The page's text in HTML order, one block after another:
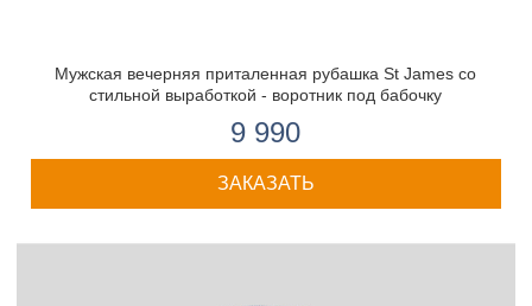
Мужская вечерняя приталенная рубашка St James со
стильной выработкой - воротник под бабочку
9 990
ЗАКАЗАТЬ